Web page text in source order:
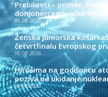
Prebilovci – pomen
donjohercegovačke
06.08.2026.
Ženska juniorska
četvrtfinalu Evropskog
06.08.2026.
Hirošima na godišnjicu
poziva na ukidanje
06.08.2026.